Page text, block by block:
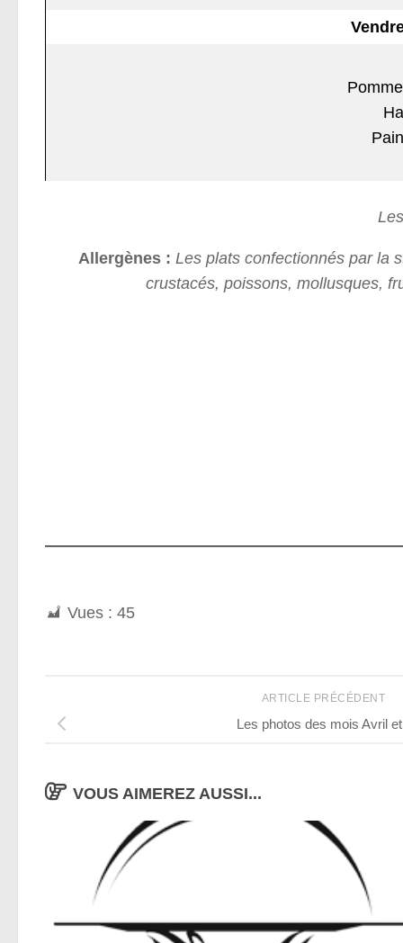
Allergènes : Les plats confectionnés par la
crustacés, poissons, mollusques,
Vues : 45
ARTICLE PRÉCÉDENT
Les photos des mois Avril
VOUS AIMEREZ AUSSI...